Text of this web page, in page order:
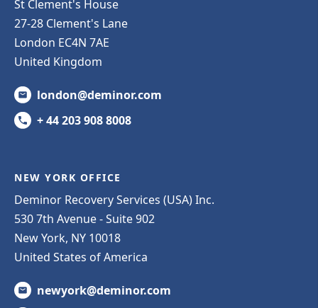
St Clement's House
27-28 Clement's Lane
London EC4N 7AE
United Kingdom
london@deminor.com
+ 44 203 908 8008
NEW YORK OFFICE
Deminor Recovery Services (USA) Inc.
530 7th Avenue - Suite 902
New York, NY 10018
United States of America
newyork@deminor.com